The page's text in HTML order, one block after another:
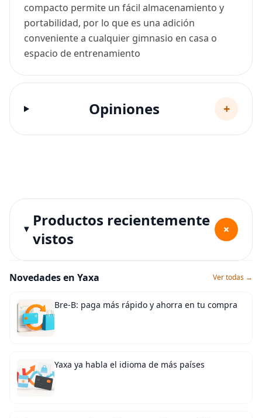
compacto permite un fácil almacenamiento y
portabilidad, por lo que es una adición
conveniente a cualquier gimnasio en casa o
espacio de entrenamiento
Opiniones +
Productos recientemente
vistos
+
Novedades en Yaxa Ver todas →
Bre-B: paga más rápido y ahorra en tu compra
Yaxa ya habla el idioma de más países